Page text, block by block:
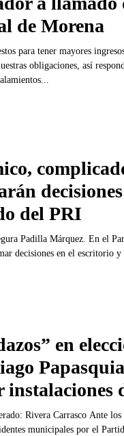
de Morena
mayores ingresos. No ocupamos
obligaciones, así
del PRI
En el Partido Revolucionario
decisiones en el escritorio y
en
instalaciones
Ante los visos de “dedazos”
municipales por el